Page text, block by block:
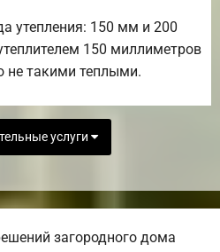
утепления: 150 мм и 200
150 миллиметров
не такими теплыми.
услуги
загородного дома